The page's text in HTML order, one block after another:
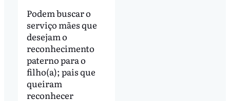
Podem buscar o
serviço mães que
desejam o
reconhecimento
paterno para o
filho(a); pais que
queiram
reconhecer